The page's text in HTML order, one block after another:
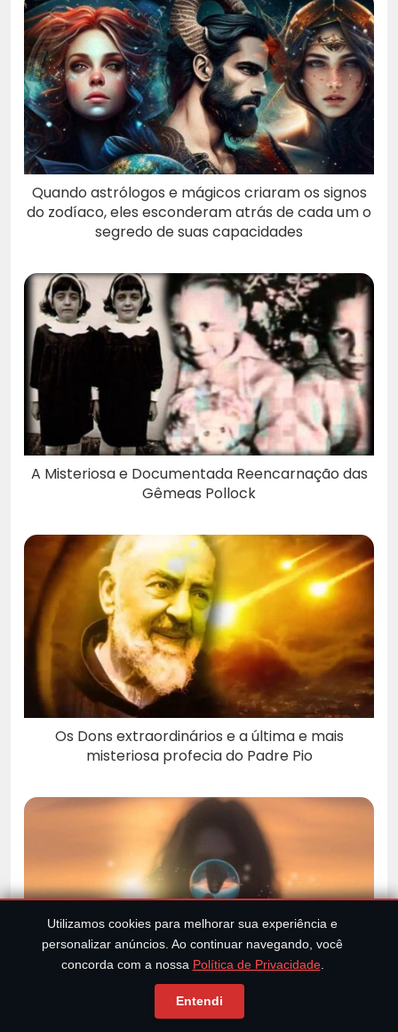
Quando astrólogos e mágicos criaram os signos
do zodíaco, eles esconderam atrás de cada um o
segredo de suas capacidades
A Misteriosa e Documentada Reencarnação das
Gêmeas Pollock
Os Dons extraordinários e a última e mais
misteriosa profecia do Padre Pio
Os cientistas mostram que nossos cérebros
podem prever o futuro
Utilizamos cookies para melhorar sua experiência e
personalizar anúncios. Ao continuar navegando, você
concorda com a nossa Política de Privacidade.
Entendi